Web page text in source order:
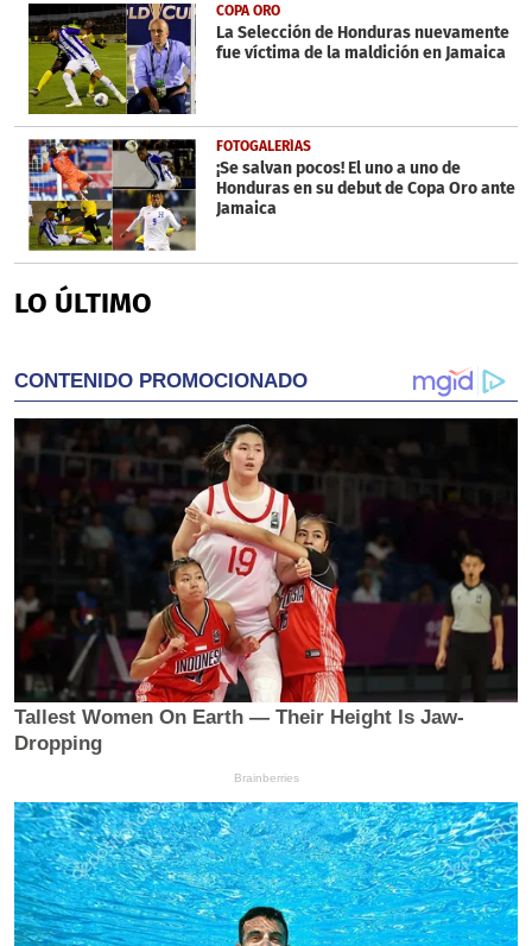
COPA ORO
La Selección de Honduras nuevamente
fue víctima de la maldición en Jamaica
FOTOGALERÍAS
¡Se salvan pocos! El uno a uno de
Honduras en su debut de Copa Oro ante
Jamaica
LO ÚLTIMO